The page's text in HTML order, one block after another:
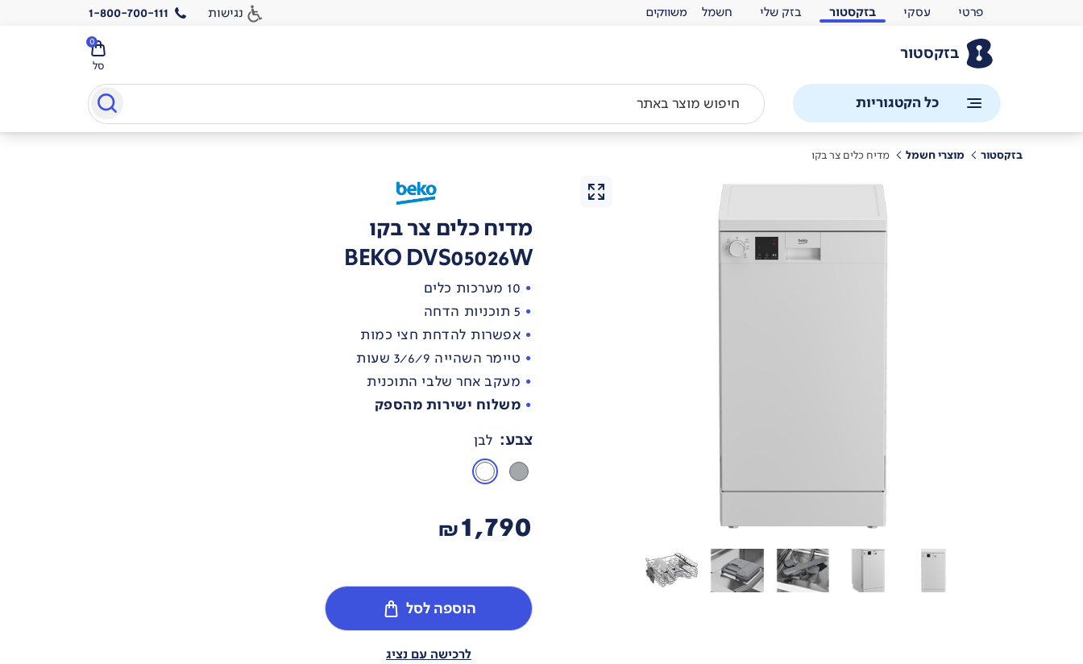
פרטי עסקי בזקסטור בזק שלי חשמל נגישות 1-800-700-111
בזקסטור
סל
0
כל הקטגוריות
בזקסטור מוצרי חשמל מדיח כלים צר בקו
מדיח כלים צר בקו
BEKO DVS05026W
10 מערכות כלים
5 תוכניות הדחה
אפשרות להדחת חצי כמות
טיימר השהייה 3/6/9 שעות
מעקב אחר שלבי התוכנית
משלוח ישירות מהספק
צבע: לבן
1,790
₪
הוספה לסל
לרכישה עם נציג
משווקים